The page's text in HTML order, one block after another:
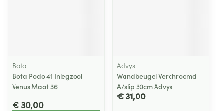
Bota
Bota Podo 41 Inlegzool
Venus Maat 36
€ 30,00
Advys
Wandbeugel Verchroomd
A/slip 30cm Advys
€ 31,00